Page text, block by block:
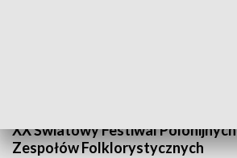
XX Światowy Festiwal Polonijnych
Zespołów Folklorystycznych